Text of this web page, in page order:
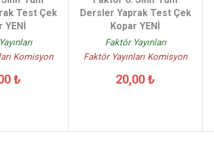
Test Çek
YENİ
Komisyon
₺
Dersler Yaprak Test Çek
Kopar YENİ
Faktör Yayınları
Faktör Yayınları Komisyon
20,00 ₺